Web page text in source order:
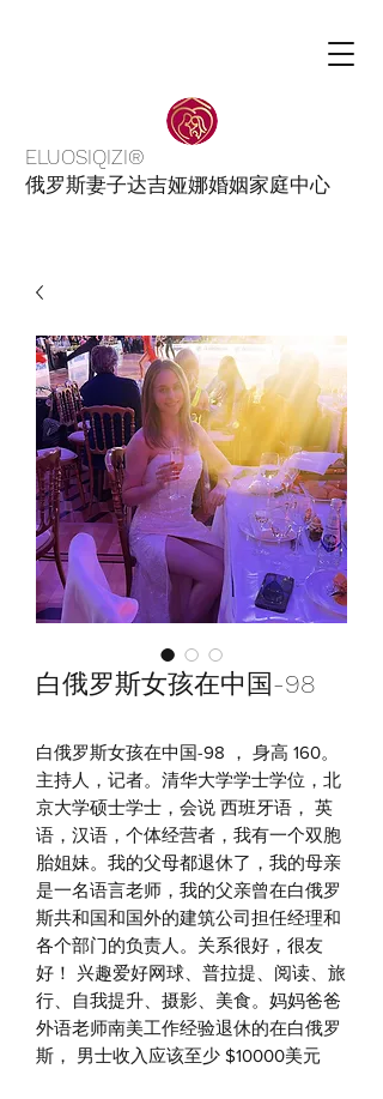
ELUOSIQIZI®
俄罗斯妻子达吉娅娜婚姻家庭中心
白俄罗斯女孩在中国-98
白俄罗斯女孩在中国-98 ， 身高 160。
主持人，记者。清华大学学士学位，北
京大学硕士学士，会说 西班牙语， 英
语，汉语，个体经营者，我有一个双胞
胎姐妹。我的父母都退休了，我的母亲
是一名语言老师，我的父亲曾在白俄罗
斯共和国和国外的建筑公司担任经理和
各个部门的负责人。关系很好，很友
好！ 兴趣爱好网球、普拉提、阅读、旅
行、自我提升、摄影、美食。妈妈爸爸
外语老师南美工作经验退休的在白俄罗
斯， 男士收入应该至少 $10000美元